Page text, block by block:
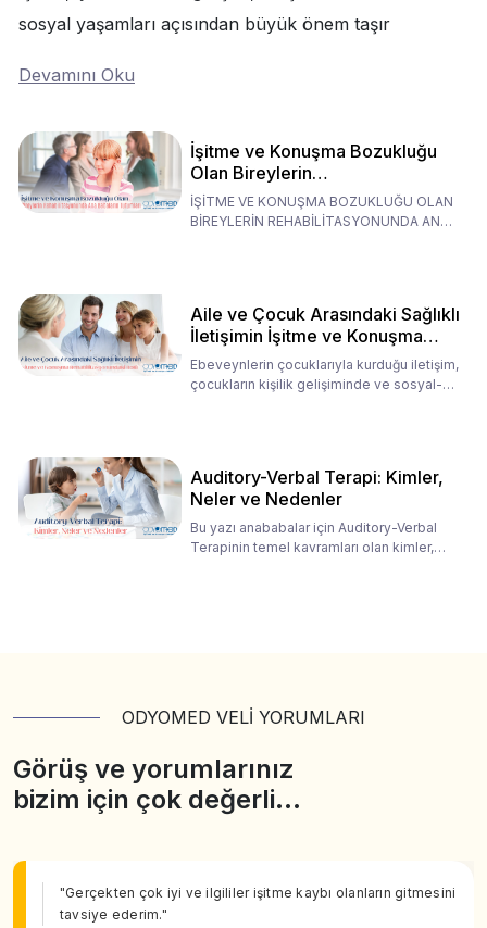
sosyal yaşamları açısından büyük önem taşır
Devamını Oku
İşitme ve Konuşma Bozukluğu
Olan Bireylerin
Rehabilitasyonunda Ana
Babaların Tutumları
İŞİTME VE KONUŞMA BOZUKLUĞU OLAN
BİREYLERİN REHABİLİTASYONUNDA ANA
Aile ve Çocuk Arasındaki Sağlıklı
İletişimin İşitme ve Konuşma
Rehabilitasyonundaki Rolü
Ebeveynlerin çocuklarıyla kurduğu iletişim,
çocukların kişilik gelişiminde ve sosyal-
Auditory-Verbal Terapi: Kimler,
Neler ve Nedenler
Bu yazı anababalar için Auditory-Verbal
Terapinin temel kavramları olan kimler,
ODYOMED VELİ YORUMLARI
Görüş ve yorumlarınız
bizim için çok değerli…
"Gerçekten çok iyi ve ilgililer işitme kaybı olanların gitmesini
tavsiye ederim."